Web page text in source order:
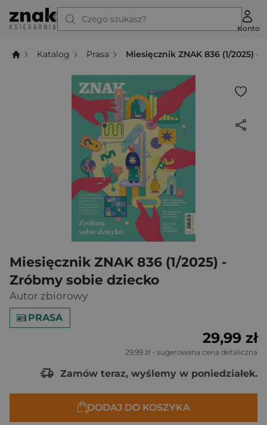
Czego szukasz?
Konto
Katalog Prasa Miesięcznik ZNAK 836 (1/2025)
Miesięcznik ZNAK 836 (1/2025) -
Zróbmy sobie dziecko
Autor zbiorowy
PRASA
29,99 zł
29,99 zł - sugerowana cena detaliczna
Zamów teraz, wyślemy w poniedziałek.
DODAJ DO KOSZYKA